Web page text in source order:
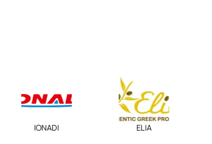
IONADI ELIA